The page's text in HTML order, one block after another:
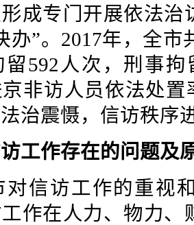
成专门开展依法治
办”。2017年，全市
592人次，刑事拘
非访人员依法处置
治震慑，信访秩序
作存在的问题及
访工作的重视和
作在人力、物力、